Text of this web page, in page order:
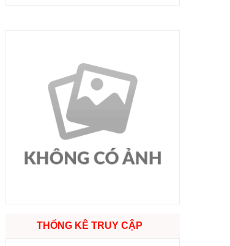
THỐNG KÊ TRUY CẬP